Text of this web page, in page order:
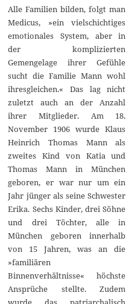
Alle Familien bilden, folgt man
Medicus, »ein vielschichtiges
emotionales System, aber in
der komplizierten
Gemengelage ihrer Gefühle
sucht die Familie Mann wohl
ihresgleichen.« Das lag nicht
zuletzt auch an der Anzahl
ihrer Mitglieder. Am 18.
November 1906 wurde Klaus
Heinrich Thomas Mann als
zweites Kind von Katia und
Thomas Mann in München
geboren, er war nur um ein
Jahr jünger als seine Schwester
Erika. Sechs Kinder, drei Söhne
und drei Töchter, alle in
München geboren innerhalb
von 15 Jahren, was an die
»familiären
Binnenverhältnisse« höchste
Ansprüche stellte. Zudem